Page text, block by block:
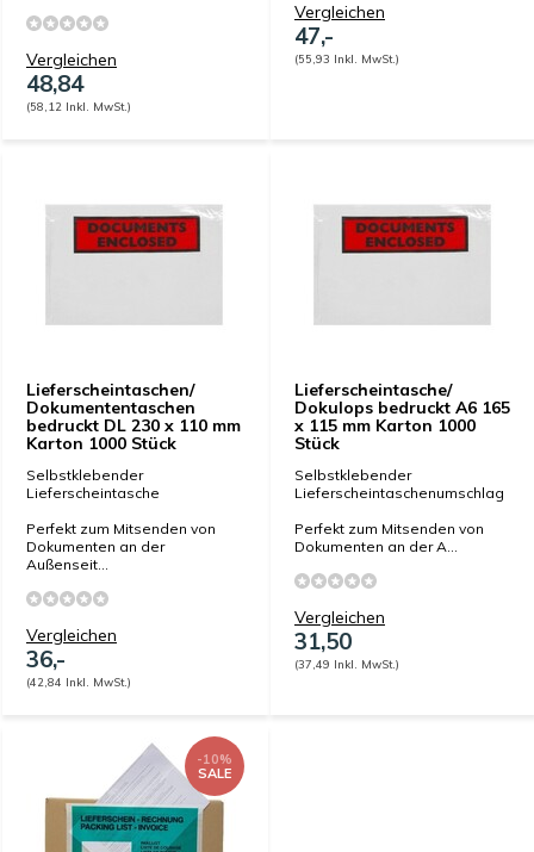
Vergleichen
48,84
(58,12 Inkl. MwSt.)
Vergleichen
47,-
(55,93 Inkl. MwSt.)
Lieferscheintaschen/
Dokumententaschen
bedruckt DL 230 x 110 mm
Karton 1000 Stück
Selbstklebender
Lieferscheintasche
Perfekt zum Mitsenden von
Dokumenten an der
Außenseit...
Vergleichen
36,-
(42,84 Inkl. MwSt.)
Lieferscheintasche/
Dokulops bedruckt A6 165
x 115 mm Karton 1000
Stück
Selbstklebender
Lieferscheintaschenumschlag
Perfekt zum Mitsenden von
Dokumenten an der A...
Vergleichen
31,50
(37,49 Inkl. MwSt.)
-10%
SALE